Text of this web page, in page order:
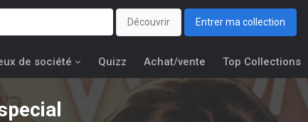
Découvrir Entrer ma collection
de société Quizz Achat/vente Top Collections